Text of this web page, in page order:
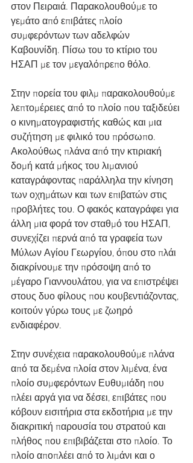
στον Πειραιά. Παρακολουθούμε το
γεμάτο από επιβάτες πλοίο
συμφερόντων των αδελφών
Καβουνίδη. Πίσω του το κτίριο του
ΗΣΑΠ με τον μεγαλόπρεπο θόλο.
Στην πορεία του φιλμ παρακολουθούμε
λεπτομέρειες από το πλοίο που ταξιδεύει
ο κινηματογραφιστής καθώς και μια
συζήτηση με φιλικό του πρόσωπο.
Ακολούθως πλάνα από την κτιριακή
δομή κατά μήκος του λιμανιού
καταγράφοντας παράλληλα την κίνηση
των οχημάτων και των επιβατών στις
προβλήτες του. Ο φακός καταγράφει για
άλλη μια φορά τον σταθμό του ΗΣΑΠ,
συνεχίζει περνά από τα γραφεία των
Μύλων Αγίου Γεωργίου, όπου στο πλάι
διακρίνουμε την πρόσοψη από το
μέγαρο Γιαννουλάτου, για να επιστρέψει
στους δυο φίλους που κουβεντιάζοντας,
κοιτούν γύρω τους με ζωηρό
ενδιαφέρον.
Στην συνέχεια παρακολουθούμε πλάνα
από τα δεμένα πλοία στον λιμένα, ένα
πλοίο συμφερόντων Ευθυμιάδη που
πλέει αργά για να δέσει, επιβάτες που
κόβουν εισιτήρια στα εκδοτήρια με την
διακριτική παρουσία του στρατού και
πλήθος που επιβιβάζεται στο πλοίο. Το
πλοίο αποπλέει από το λιμάνι και ο